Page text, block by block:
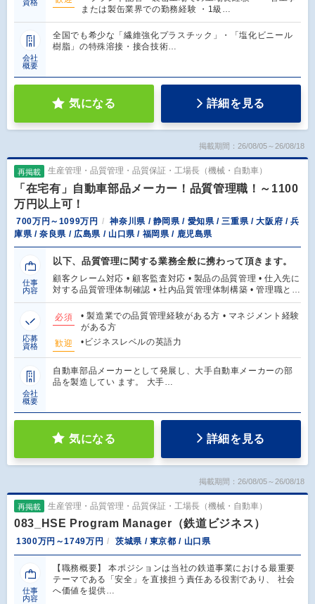
資格
または製缶業界での勤務経験 ・1級…
会社
概要
全国でも希少な「繊維強化プラスチック」・「塩化ビニール
樹脂」の特殊溶接・接合技術…
気になる 詳細を見る
掲載期間：26/08/05～26/08/18
再掲載 生産管理・品質管理・品質保証・工場長（機械・自動車）
「在宅有」自動車部品メーカー！品質管理職！～1100
万円以上可！
700万円～1099万円
神奈川県 / 静岡県 / 愛知県 / 三重県 / 大阪府 / 兵
庫県 / 奈良県 / 広島県 / 山口県 / 福岡県 / 鹿児島県
仕事
内容
以下、品質管理に関する業務全般に携わって頂きます。
顧客クレーム対応 • 顧客監査対応 • 製品の品質管理 • 仕入先に
対する品質管理体制確認 • 社内品質管理体制構築 • 管理職と…
応募
資格
必須
• 製造業での品質管理経験がある方 • マネジメント経験
がある方
歓迎
•ビジネスレベルの英語力
会社
概要
自動車部品メーカーとして発展し、大手自動車メーカーの部
品を製造してい ます。 大手…
気になる 詳細を見る
掲載期間：26/08/05～26/08/18
再掲載 生産管理・品質管理・品質保証・工場長（機械・自動車）
083_HSE Program Manager（鉄道ビジネス）
1300万円～1749万円 茨城県 / 東京都 / 山口県
仕事
内容
【職務概要】 本ポジションは当社の鉄道事業における最重要
テーマである「安全」を直接担う責任ある役割であり、 社会
へ価値を提供…